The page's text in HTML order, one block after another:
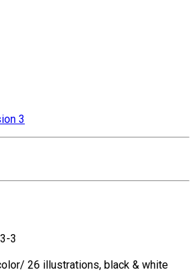
3
3
26 illustrations, black & white